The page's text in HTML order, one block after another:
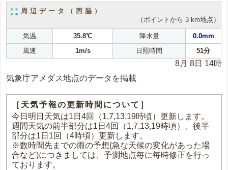
周辺データ（西脇）
（ポイントから 3 km地点）
気温 35.8℃ 降水量
0.0mm
風速
1m/s 日照時間 51分
8月 8日 14時
気象庁アメダス地点のデータを掲載
［天気予報の更新時間について］
今日明日天気は1日4回（1,7,13,19時頃）更新します。
週間天気の前半部分は1日4回（1,7,13,19時頃）、後半
部分は1日1回（4時頃）更新します。
※数時間先までの雨の予想(急な天候の変化があった場
合など)につきましては、予測地点毎に毎時修正を行っ
ております。